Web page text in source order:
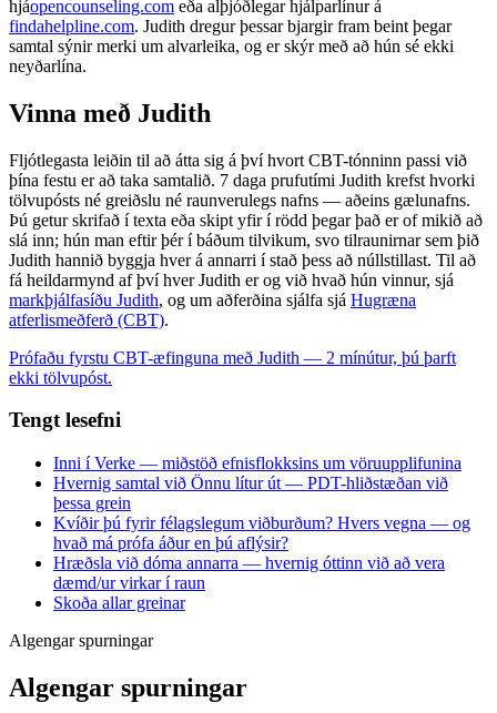
hjáopencounseling.com eða alþjóðlegar hjálparlínur á
findahelpline.com. Judith dregur þessar bjargir fram beint þegar
samtal sýnir merki um alvarleika, og er skýr með að hún sé ekki
neyðarlína.
Vinna með Judith
Fljótlegasta leiðin til að átta sig á því hvort CBT-tónninn passi við
þína festu er að taka samtalið. 7 daga prufutími Judith krefst hvorki
tölvupósts né greiðslu né raunverulegs nafns — aðeins gælunafns.
Þú getur skrifað í texta eða skipt yfir í rödd þegar það er of mikið að
slá inn; hún man eftir þér í báðum tilvikum, svo tilraunirnar sem þið
Judith hannið byggja hver á annarri í stað þess að núllstillast. Til að
fá heildarmynd af því hver Judith er og við hvað hún vinnur, sjá
markþjálfasíðu Judith, og um aðferðina sjálfa sjá Hugræna
atferlismeðferð (CBT).
Prófaðu fyrstu CBT-æfinguna með Judith — 2 mínútur, þú þarft
ekki tölvupóst.
Tengt lesefni
Inni í Verke — miðstöð efnisflokksins um vöruupplifunina
Hvernig samtal við Önnu lítur út — PDT-hliðstæðan við
þessa grein
Kvíðir þú fyrir félagslegum viðburðum? Hvers vegna — og
hvað má prófa áður en þú aflýsir?
Hræðsla við dóma annarra — hvernig óttinn við að vera
dæmd/ur virkar í raun
Skoða allar greinar
Algengar spurningar
Algengar spurningar